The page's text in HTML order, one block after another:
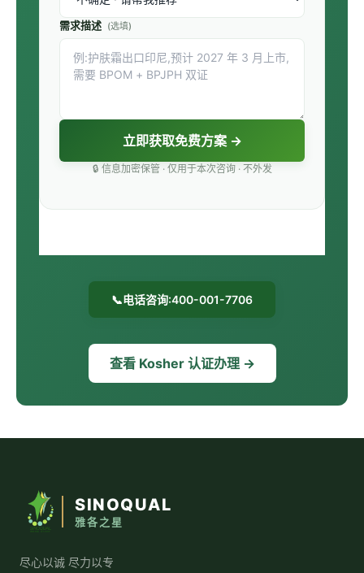
需求描述 (选填)
立即获取免费方案 →
🔒 信息加密保管 · 仅用于本次咨询 · 不外发
📞电话咨询:400-001-7706
查看 Kosher 认证办理 →
SINOQUAL
雅各之星
尽心以诚 尽力以专